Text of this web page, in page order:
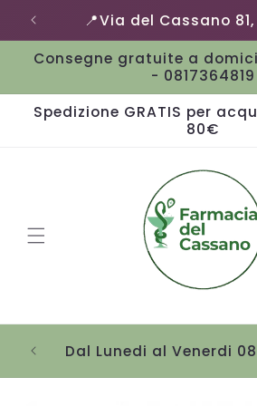
direttamente📍Via del Cassano
Consegne gratuite a
- 0817364819
Spedizione GRATIS per
80€
Dal Lunedi al Venerdi